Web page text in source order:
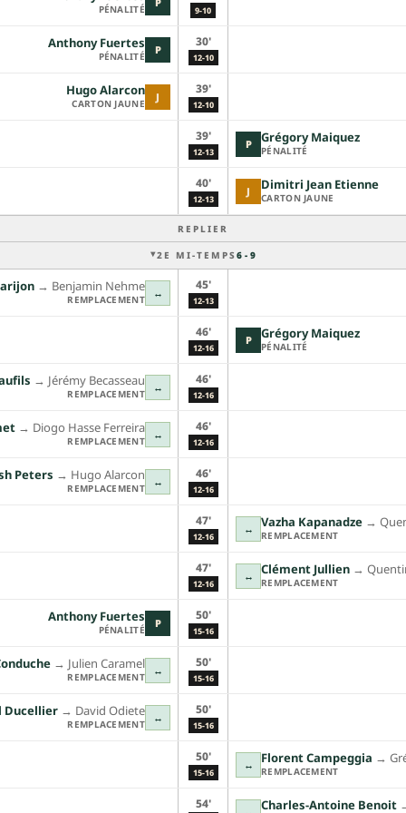
PÉNALITÉ 9-10
P
Anthony Fuertes
PÉNALITÉ
30'
12-10
J
Hugo Alarcon
CARTON JAUNE
39'
12-10
39'
12-13
P Grégory Maiquez
PÉNALITÉ
40'
12-13
J Dimitri Jean Etienne
CARTON JAUNE
REPLIER
2E MI-TEMPS 6 - 9
↔
→︎ Benjamin Nehme
REMPLACEMENT
45'
12-13
46'
12-16
P Grégory Maiquez
PÉNALITÉ
↔
→︎ Jérémy Becasseau
REMPLACEMENT
46'
12-16
↔
→︎ Diogo Hasse Ferreira
REMPLACEMENT
46'
12-16
↔
Peters →︎ Hugo Alarcon
REMPLACEMENT
46'
12-16
47'
12-16
↔ Vazha Kapanadze →︎
REMPLACEMENT
47'
12-16
↔ Clément Jullien →︎
REMPLACEMENT
P
Anthony Fuertes
PÉNALITÉ
50'
15-16
↔
→︎ Julien Caramel
REMPLACEMENT
50'
15-16
↔
Ducellier →︎ David Odiete
REMPLACEMENT
50'
15-16
50'
15-16
↔ Florent Campeggia →︎
REMPLACEMENT
54' Charles-Antoine Benoit